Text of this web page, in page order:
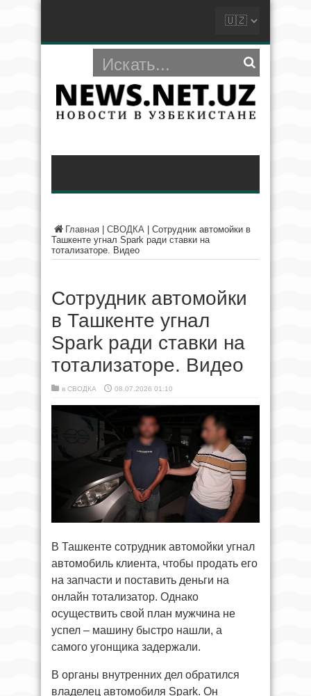
Главная СВОДКА
Сотрудник автомойки в
Ташкенте угнал Spark ради ставки на
тотализаторе. Видео
Сотрудник автомойки
в Ташкенте угнал
Spark ради ставки на
тотализаторе. Видео
в СВОДКА 08.07.2026 01:10
В Ташкенте сотрудник автомойки угнал
автомобиль клиента, чтобы продать его
на запчасти и поставить деньги на
онлайн тотализатор. Однако
осуществить свой план мужчина не
успел – машину быстро нашли, а
самого угонщика задержали.
В органы внутренних дел обратился
владелец автомобиля Spark. Он